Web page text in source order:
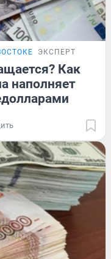
ЭКСПЕРТ
Как
наполняет